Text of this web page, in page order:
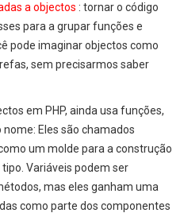
a objectos : tornar o código
para a grupar funções e
pode imaginar objectos como
sem precisarmos saber
em PHP, ainda usa funções,
Eles são chamados
um molde para a construção
Variáveis podem ser
mas eles ganham uma
como parte dos componentes